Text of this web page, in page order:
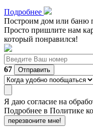
Подробнее
Построим дом или баню
Просто пришлите нам
который понравился!
67
Отправить
Я даю согласие на
Подробнее в Политике
перезвоните мне!